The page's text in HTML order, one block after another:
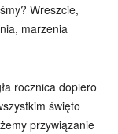
Wreszcie,
marzenia
rocznica dopiero
święto
przywiązanie